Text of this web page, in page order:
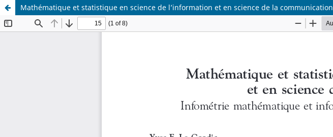
Mathématique et statistique en science de l’information et en science de la communication